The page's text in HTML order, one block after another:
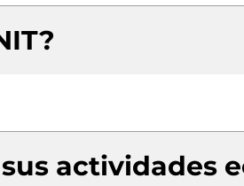
actividades